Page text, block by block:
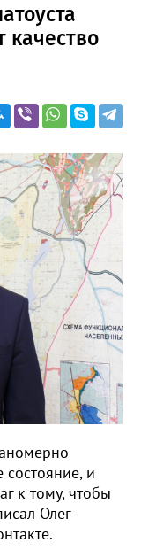
качество
и
к тому, чтобы
Олег